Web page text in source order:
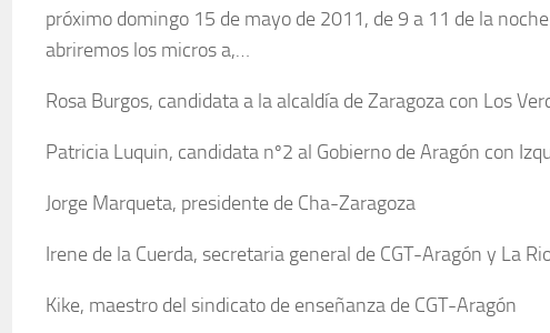
próximo domingo 15 de mayo de 2011, de 9 a 11 de la
abriremos los micros a,…
Rosa Burgos, candidata a la alcaldía de Zaragoza con Los
Patricia Luquin, candidata nº2 al Gobierno de Aragón con
Jorge Marqueta, presidente de Cha-Zaragoza
Irene de la Cuerda, secretaria general de CGT-Aragón y La
Kike, maestro del sindicato de enseñanza de CGT-Aragón